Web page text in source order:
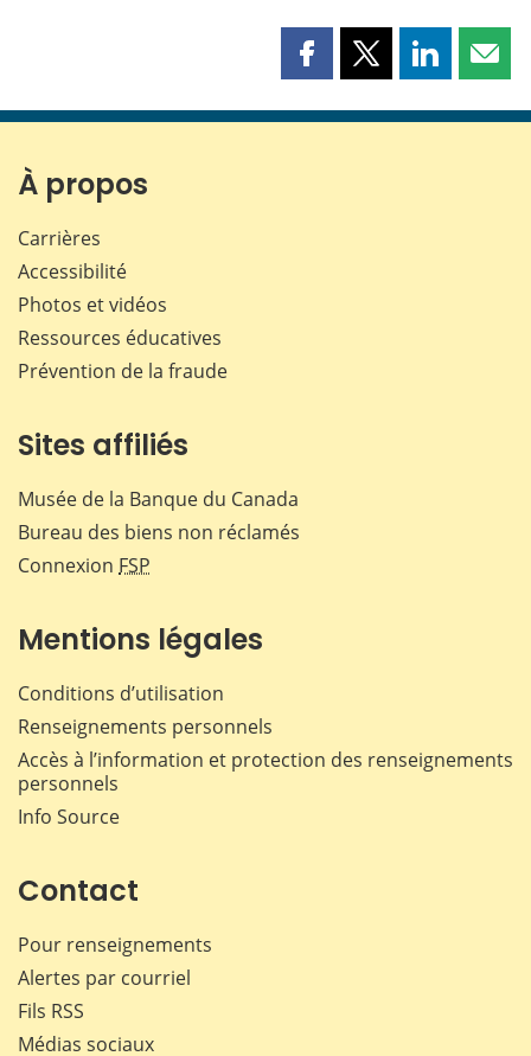
Partager
page
Partager
page
Partager
page page
À propos
Carrières
Accessibilité
Photos et vidéos
Ressources éducatives
Prévention de la fraude
Sites affiliés
Musée de la Banque du Canada
Bureau des biens non réclamés
Connexion FSP
Mentions légales
Conditions d’utilisation
Renseignements personnels
Accès à l’information et protection des renseignements
personnels
Info Source
Contact
Pour renseignements
Alertes par courriel
Fils RSS
Médias sociaux